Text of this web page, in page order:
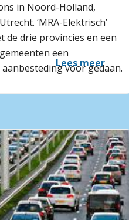
in Noord-Holland,
‘MRA-Elektrisch’
de drie provincies en een
een
voor gedaan.
Lees meer